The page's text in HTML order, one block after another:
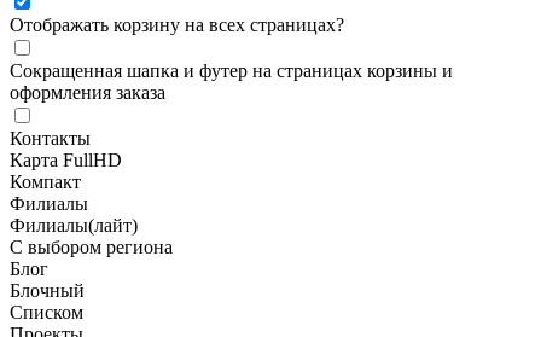
Отображать корзину на всех страницах?
Сокращенная шапка и футер на страницах корзины и
оформления заказа
Контакты
Карта FullHD
Компакт
Филиалы
Филиалы(лайт)
С выбором региона
Блог
Блочный
Списком